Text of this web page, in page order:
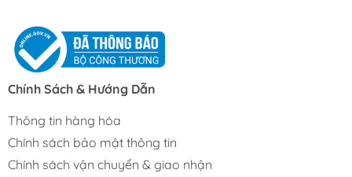
Chính Sách & Hướng Dẫn
Thông tin hàng hóa
Chính sách bảo mật thông tin
Chính sách vận chuyển & giao nhận